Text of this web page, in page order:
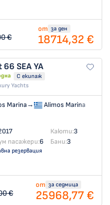
€
от за ден
18714,32 €
66 SEA YA
С екипаж
Yachts
Marina→ Alimos Marina
Каюти:3
пасажери:6 Бани:3
резервация
€
от за седмица
25968,77 €